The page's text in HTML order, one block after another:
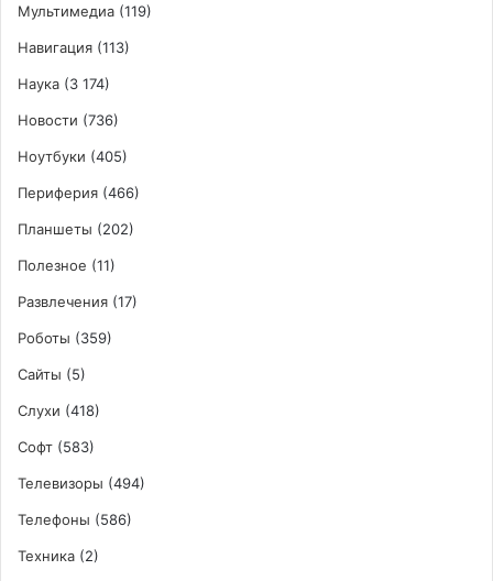
Мультимедиа (119)
Навигация (113)
Наука (3 174)
Новости (736)
Ноутбуки (405)
Периферия (466)
Планшеты (202)
Полезное (11)
Развлечения (17)
Роботы (359)
Сайты (5)
Слухи (418)
Софт (583)
Телевизоры (494)
Телефоны (586)
Техника (2)